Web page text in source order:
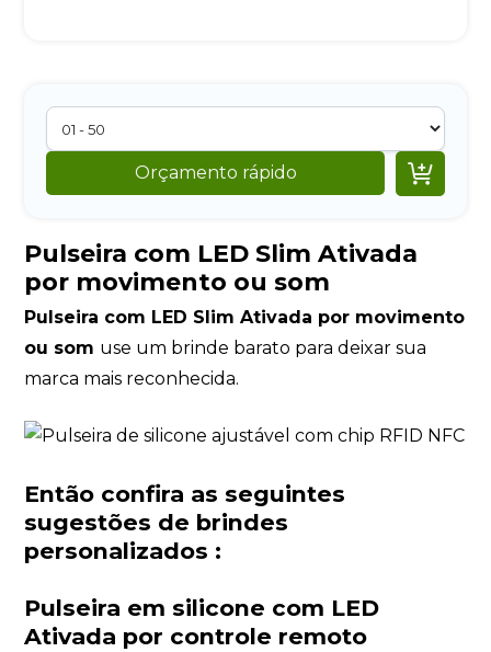
Orçamento rápido 
Pulseira com LED Slim Ativada
por movimento ou som
Pulseira com LED Slim Ativada por movimento
ou som use um brinde barato para deixar sua
marca mais reconhecida.
Então confira as seguintes
sugestões de brindes
personalizados :
Pulseira em silicone com LED
Ativada por controle remoto